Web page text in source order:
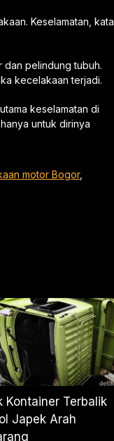
Keselamatan, kata
dan pelindung tubuh.
kecelakaan terjadi.
keselamatan di
untuk dirinya
motor Bogor,
Kontainer Terbalik
Japek Arah